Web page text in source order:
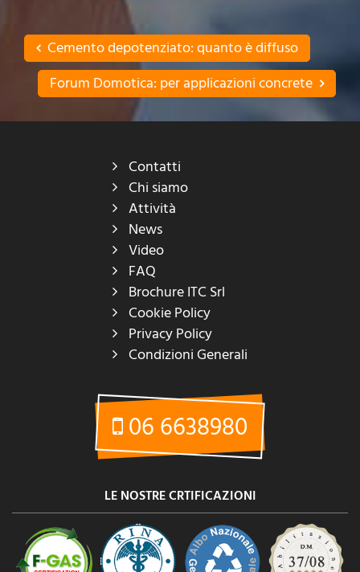
Cemento depotenziato: quanto è diffuso
Forum Domotica: per applicazioni concrete
Contatti
Chi siamo
Attività
News
Video
FAQ
Brochure ITC Srl
Cookie Policy
Privacy Policy
Condizioni Generali
06 6638980
LE NOSTRE CRTIFICAZIONI